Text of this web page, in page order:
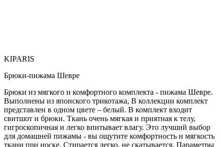
KIPARIS
Брюки-пижама Шевре
Брюки из мягкого и комфортного комплекта - пижама Шевре.
Выполнены из японского трикотажа, В коллекции комплект
представлен в одном цвете – белый. В комплект входит
свитшот и брюки. Ткань очень мягкая и приятная к телу,
гигроскопичная и легко впитывает влагу. Это лучший выбор
для домашней пижамы - вы ощутите комфортность и мягкость
ткани при носке. Стирается легко, не скатывается. Параметры